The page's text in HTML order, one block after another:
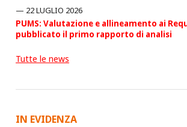
22 LUGLIO 2026
PUMS: Valutazione e allineamento ai
pubblicato il primo rapporto di analisi
Tutte le news
IN EVIDENZA